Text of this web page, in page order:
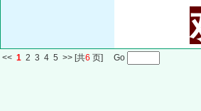
<< 1 2 3 4 5 >> [共6 页] Go